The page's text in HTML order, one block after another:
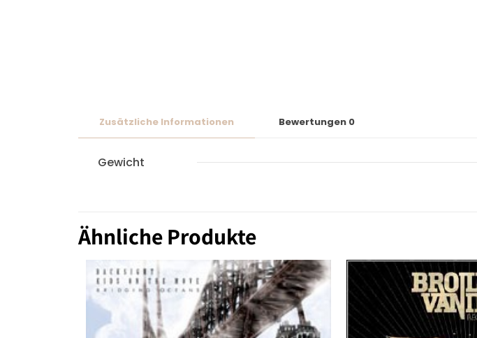
Zusätzliche Informationen Bewertungen 0
Gewicht
Ähnliche Produkte